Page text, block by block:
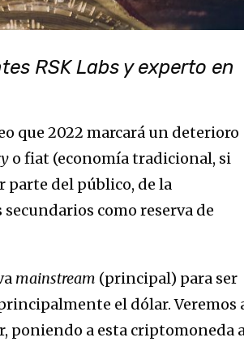
RSK Labs y experto en
que 2022 marcará un deterioro
o fiat (economía tradicional, si
parte del público, de la
como reserva de
mainstream (principal) para ser
el dólar. Veremos
poniendo a esta criptomoneda